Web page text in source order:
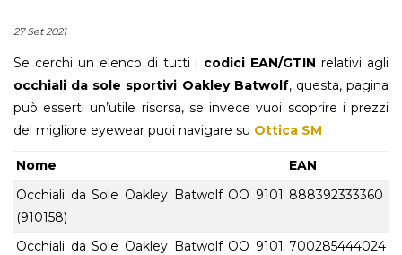
27 Set 2021
Se cerchi un elenco di tutti i codici EAN/GTIN relativi agli
occhiali da sole sportivi Oakley Batwolf, questa, pagina
può esserti un’utile risorsa, se invece vuoi scoprire i prezzi
del migliore eyewear puoi navigare su Ottica SM
Nome
EAN
Occhiali da Sole Oakley Batwolf OO 9101
(910158)
888392333360
Occhiali da Sole Oakley Batwolf OO 9101 700285444024